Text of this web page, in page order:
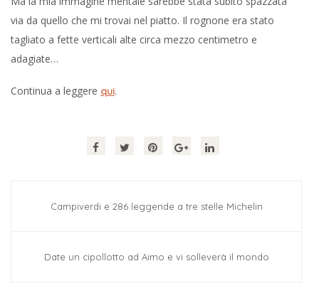
via da quello che mi trovai nel piatto. Il rognone era stato
tagliato a fette verticali alte circa mezzo centimetro e
adagiate…
Continua a leggere qui.
Campiverdi e 286 leggende a tre stelle Michelin
Date un cipollotto ad Aimo e vi solleverà il mondo